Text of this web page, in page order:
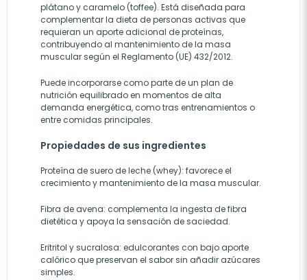
plátano y caramelo (toffee). Está diseñada para
complementar la dieta de personas activas que
requieran un aporte adicional de proteínas,
contribuyendo al mantenimiento de la masa
muscular según el Reglamento (UE) 432/2012.
Puede incorporarse como parte de un plan de
nutrición equilibrado en momentos de alta
demanda energética, como tras entrenamientos o
entre comidas principales.
Propiedades de sus ingredientes
Proteína de suero de leche (whey): favorece el
crecimiento y mantenimiento de la masa muscular.
Fibra de avena: complementa la ingesta de fibra
dietética y apoya la sensación de saciedad.
Eritritol y sucralosa: edulcorantes con bajo aporte
calórico que preservan el sabor sin añadir azúcares
simples.